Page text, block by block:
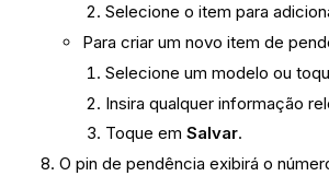
Selecione o item para
Para criar um novo item de
Selecione um modelo ou
Insira qualquer informação
Toque emSalvar.
O pin de pendência exibirá o